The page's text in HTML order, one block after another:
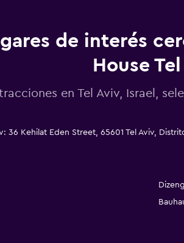
de interés
House
en Tel Aviv, Israel,
36 Kehilat Eden Street, 65601 Tel Aviv,